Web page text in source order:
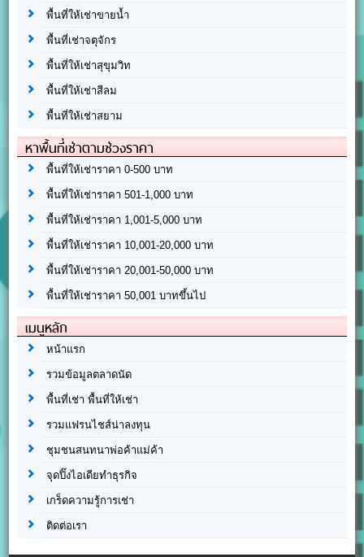
พื้นที่ให้เช่าขายน้ำ
พื้นที่เช่าจตุจักร
พื้นที่ให้เช่าสุขุมวิท
พื้นที่ให้เช่าสีลม
พื้นที่ให้เช่าสยาม
หาพื้นที่เช่าตามช่วงราคา
พื้นที่ให้เช่าราคา 0-500 บาท
พื้นที่ให้เช่าราคา 501-1,000 บาท
พื้นที่ให้เช่าราคา 1,001-5,000 บาท
พื้นที่ให้เช่าราคา 10,001-20,000 บาท
พื้นที่ให้เช่าราคา 20,001-50,000 บาท
พื้นที่ให้เช่าราคา 50,001 บาทขึ้นไป
เมนูหลัก
หน้าแรก
รวมข้อมูลตลาดนัด
พื้นที่เช่า พื้นที่ให้เช่า
รวมแฟรนไชส์น่าลงทุน
ชุมชนสนทนาพ่อค้าแม่ค้า
จุดปิ๊งไอเดียทำธุรกิจ
เกร็ดความรู้การเช่า
ติดต่อเรา